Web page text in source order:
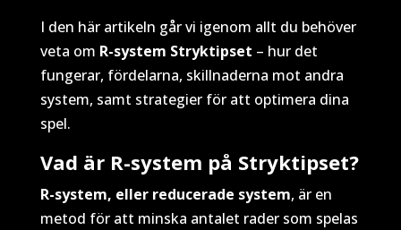
I den här artikeln går vi igenom allt du behöver
veta om R-system Stryktipset – hur det
fungerar, fördelarna, skillnaderna mot andra
system, samt strategier för att optimera dina
spel.
Vad är R-system på Stryktipset?
R-system, eller reducerade system, är en
metod för att minska antalet rader som spelas